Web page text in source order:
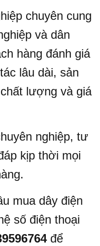
chuyên cung
và dân
hàng đánh giá
lâu dài, sản
lượng và giá
nghiệp, tư
kịp thời mọi
mua dây điện
số điện thoại
để